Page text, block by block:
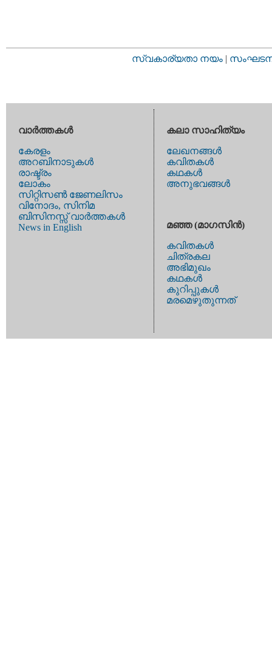
സ്വകാര്യതാ നയം |
വാര്‍ത്തകള്‍
കേരളം
അറബിനാടുകള്‍
രാഷ്ട്രം
ലോകം
സിറ്റിസണ്‍ ജേണലിസം
വിനോദം, സിനിമ
ബിസിനസ്സ് വാര്‍ത്തകള്‍
News in English
കലാ സാഹിത്യം
ലേഖനങ്ങള്‍
കവിതകള്‍
കഥകള്‍
അനുഭവങ്ങള്‍
മഞ്ഞ (മാഗസിന്‍)
കവിതകള്‍
ചിത്രകല
അഭിമുഖം
കഥകള്‍
കുറിപ്പുകള്‍
മരമെഴുതുന്നത്